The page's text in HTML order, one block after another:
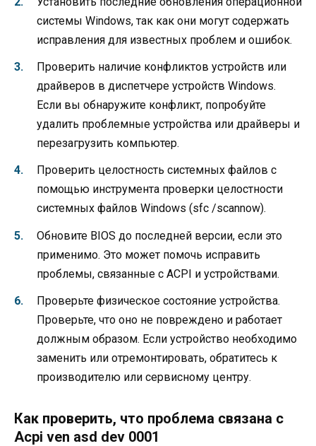
системы Windows, так как они могут содержать
исправления для известных проблем и ошибок.
Проверить наличие конфликтов устройств или
драйверов в диспетчере устройств Windows.
Если вы обнаружите конфликт, попробуйте
удалить проблемные устройства или драйверы и
перезагрузить компьютер.
Проверить целостность системных файлов с
помощью инструмента проверки целостности
системных файлов Windows (sfc /scannow).
Обновите BIOS до последней версии, если это
применимо. Это может помочь исправить
проблемы, связанные с ACPI и устройствами.
Проверьте физическое состояние устройства.
Проверьте, что оно не повреждено и работает
должным образом. Если устройство необходимо
заменить или отремонтировать, обратитесь к
производителю или сервисному центру.
Как проверить, что проблема связана с
Acpi ven asd dev 0001